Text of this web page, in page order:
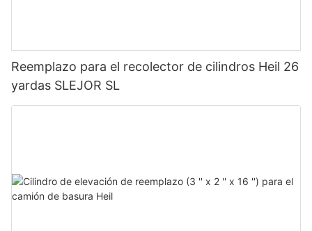
Reemplazo para el recolector de cilindros Heil 26
yardas SLEJOR SL